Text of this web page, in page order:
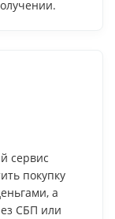
сервис
покупку
а
СБП или